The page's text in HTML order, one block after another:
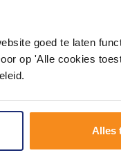
goed te laten
op 'Alle cookies
Alles